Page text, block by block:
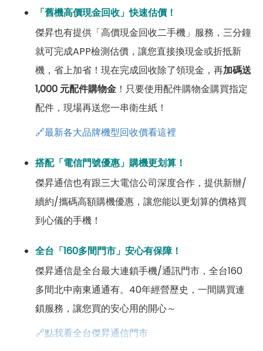
「舊機高價現金回收」快速估價！
傑昇也有提供「高價現金回收二手機」服務，三分鐘
就可完成APP檢測估價，讓您直接換現金或折抵新
機，省上加省！現在完成回收除了領現金，再加碼送
1,000 元配件購物金 ！只要使用配件購物金購買指定
配件，現場再送您一串衛生紙！
🔗最新各大品牌機型回收價看這裡
搭配「電信門號優惠」購機更划算！
傑昇通信也有跟三大電信公司深度合作，提供新辦/
續約/攜碼高額購機優惠，讓您能以更划算的價格買
到心儀的手機！
全台「160多間門市」安心有保障！
傑昇通信是全台最大連鎖手機/通訊門市，全台160
多間北中南東通通有。40年經營歷史，一間購買連
鎖服務，讓您買的安心用的開心～
🔗點我看全台傑昇通信門市